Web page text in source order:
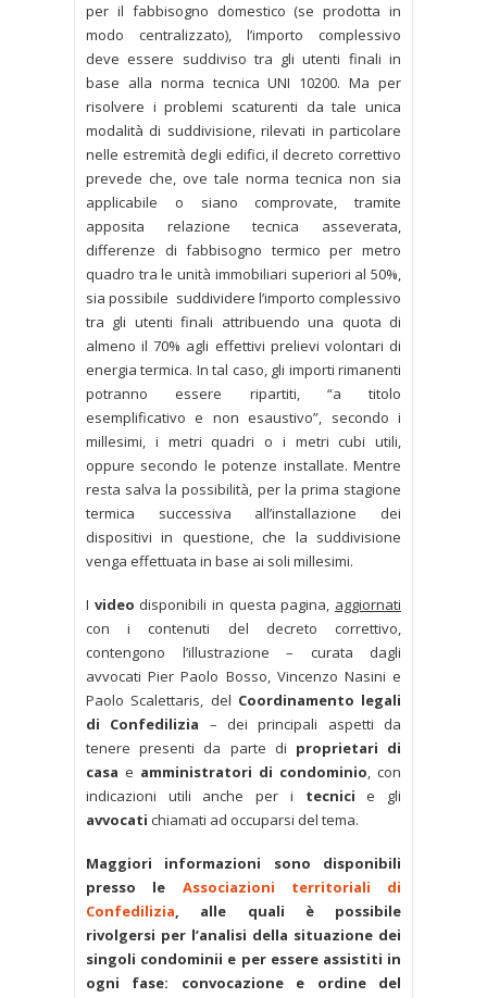
per il fabbisogno domestico (se prodotta in
modo centralizzato), l’importo complessivo
deve essere suddiviso tra gli utenti finali in
base alla norma tecnica UNI 10200. Ma per
risolvere i problemi scaturenti da tale unica
modalità di suddivisione, rilevati in particolare
nelle estremità degli edifici, il decreto correttivo
prevede che, ove tale norma tecnica non sia
applicabile o siano comprovate, tramite
apposita relazione tecnica asseverata,
differenze di fabbisogno termico per metro
quadro tra le unità immobiliari superiori al 50%,
sia possibile suddividere l’importo complessivo
tra gli utenti finali attribuendo una quota di
almeno il 70% agli effettivi prelievi volontari di
energia termica. In tal caso, gli importi rimanenti
potranno essere ripartiti, “a titolo
esemplificativo e non esaustivo”, secondo i
millesimi, i metri quadri o i metri cubi utili,
oppure secondo le potenze installate. Mentre
resta salva la possibilità, per la prima stagione
termica successiva all’installazione dei
dispositivi in questione, che la suddivisione
venga effettuata in base ai soli millesimi.
I video disponibili in questa pagina, aggiornati
con i contenuti del decreto correttivo,
contengono l’illustrazione – curata dagli
avvocati Pier Paolo Bosso, Vincenzo Nasini e
Paolo Scalettaris, del Coordinamento legali
di Confedilizia – dei principali aspetti da
tenere presenti da parte di proprietari di
casa e amministratori di condominio, con
indicazioni utili anche per i tecnici e gli
avvocati chiamati ad occuparsi del tema.
Maggiori informazioni sono disponibili
presso le Associazioni territoriali di
Confedilizia, alle quali è possibile
rivolgersi per l’analisi della situazione dei
singoli condominii e per essere assistiti in
ogni fase: convocazione e ordine del